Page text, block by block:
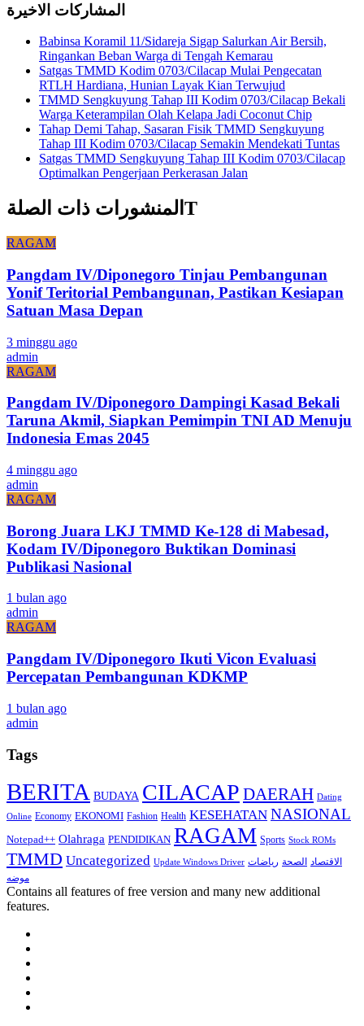
المشاركات الاخيرة
Babinsa Koramil 11/Sidareja Sigap Salurkan Air Bersih,
Ringankan Beban Warga di Tengah Kemarau
Satgas TMMD Kodim 0703/Cilacap Mulai Pengecatan
RTLH Hardiana, Hunian Layak Kian Terwujud
TMMD Sengkuyung Tahap III Kodim 0703/Cilacap Bekali
Warga Keterampilan Olah Kelapa Jadi Coconut Chip
Tahap Demi Tahap, Sasaran Fisik TMMD Sengkuyung
Tahap III Kodim 0703/Cilacap Semakin Mendekati Tuntas
Satgas TMMD Sengkuyung Tahap III Kodim 0703/Cilacap
Optimalkan Pengerjaan Perkerasan Jalan
المنشورات ذات الصلةT
RAGAM
Pangdam IV/Diponegoro Tinjau Pembangunan
Yonif Teritorial Pembangunan, Pastikan Kesiapan
Satuan Masa Depan
3 minggu ago
admin
RAGAM
Pangdam IV/Diponegoro Dampingi Kasad Bekali
Taruna Akmil, Siapkan Pemimpin TNI AD Menuju
Indonesia Emas 2045
4 minggu ago
admin
RAGAM
Borong Juara LKJ TMMD Ke-128 di Mabesad,
Kodam IV/Diponegoro Buktikan Dominasi
Publikasi Nasional
1 bulan ago
admin
RAGAM
Pangdam IV/Diponegoro Ikuti Vicon Evaluasi
Percepatan Pembangunan KDKMP
1 bulan ago
admin
Tags
BERITA BUDAYA CILACAP DAERAH Dating
Online Economy EKONOMI Fashion Health KESEHATAN NASIONAL
Notepad++ Olahraga PENDIDIKAN RAGAM Sports Stock ROMs
TMMD Uncategorized Update Windows Driver الاقتصاد الصحة رياضات
موضه
Contains all features of free version and many new additional
features.